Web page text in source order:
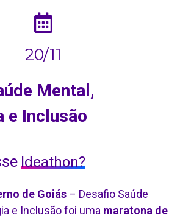
20/11
Mental,
e Inclusão
Ideathon?
de Goiás – Desafio Saúde
e Inclusão foi uma maratona de